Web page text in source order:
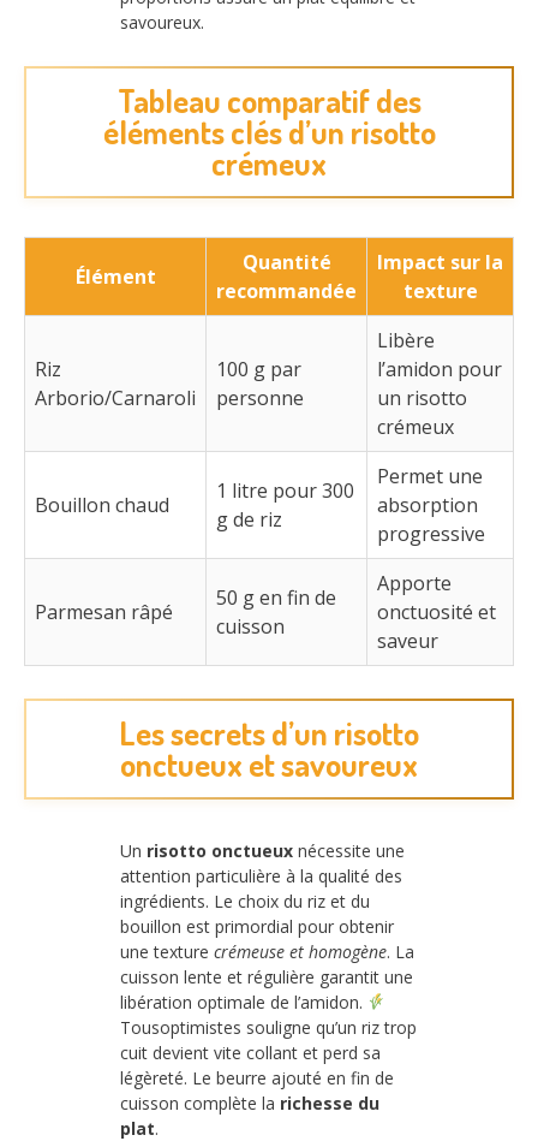
savoureux.
Tableau comparatif des
éléments clés d’un risotto
crémeux
Élément
Quantité
recommandée
Impact sur la
texture
Riz
Arborio/Carnaroli
100 g par
personne
Libère
l’amidon pour
un risotto
crémeux
Bouillon chaud
1 litre pour 300
g de riz
Permet une
absorption
progressive
Parmesan râpé
50 g en fin de
cuisson
Apporte
onctuosité et
saveur
Les secrets d’un risotto
onctueux et savoureux
Un risotto onctueux nécessite une
attention particulière à la qualité des
ingrédients. Le choix du riz et du
bouillon est primordial pour obtenir
une texture crémeuse et homogène. La
cuisson lente et régulière garantit une
libération optimale de l’amidon.
Tousoptimistes souligne qu’un riz trop
cuit devient vite collant et perd sa
légèreté. Le beurre ajouté en fin de
cuisson complète la richesse du
plat.